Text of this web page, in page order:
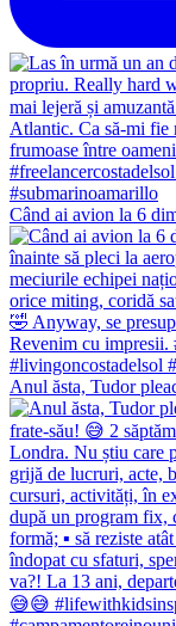
Când ai avion la 6
Anul ăsta, Tudor